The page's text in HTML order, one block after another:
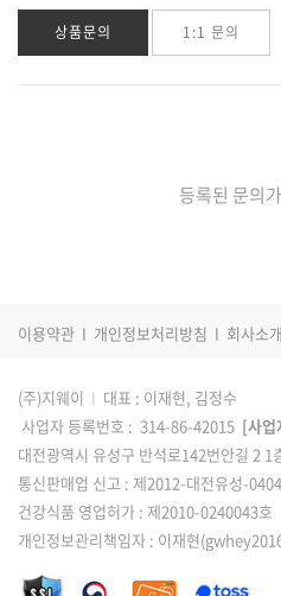
상품문의 1:1 문의
등록된 문의
이용약관 I 개인정보처리방침 I 회사소개
(주)지웨이 I 대표 : 이재현, 김정수
사업자 등록번호 : 314-86-42015 [사업
대전광역시 유성구 반석로142번안길 2 1
통신판매업 신고 : 제2012-대전유성-
건강식품 영업허가 : 제2010-0240043호
개인정보관리책임자 : 이재현